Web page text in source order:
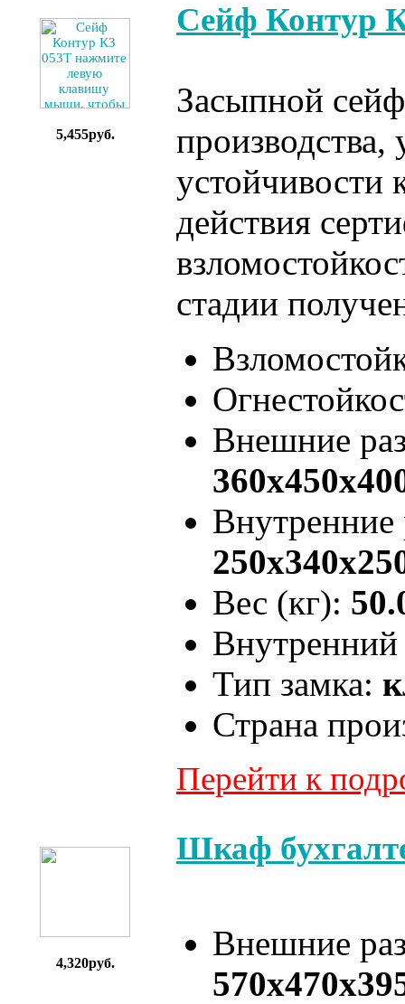
5,455руб.
Сейф Контур
Засыпной
производства,
устойчивости
действия
стадии
Внешние
Вес (кг):
Тип замка:
Страна
Перейти к
4,320руб.
Шкаф
Внешние